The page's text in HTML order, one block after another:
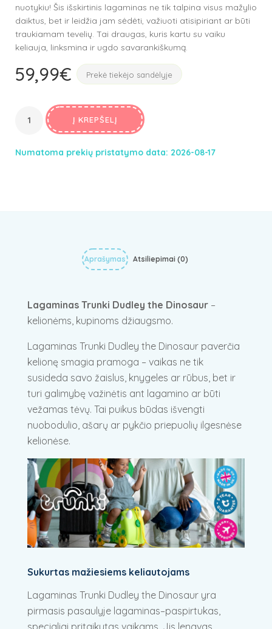
nuotykiu! Šis išskirtinis lagaminas ne tik talpina visus mažylio
daiktus, bet ir leidžia jam sėdėti, važiuoti atisipiriant ar būti
traukiamam tevelių. Tai draugas, kuris kartu su vaiku
keliauja, linksmina ir ugdo savarankiškumą.
59,99€ Prekė tiekėjo sandėlyje
Į KREPŠELĮ
Numatoma prekių pristatymo data: 2026-08-17
Aprašymas Atsiliepimai (0)
Lagaminas Trunki Dudley the Dinosaur –
kelionėms, kupinoms džiaugsmo.
Lagaminas Trunki Dudley the Dinosaur paverčia
kelionę smagia pramoga – vaikas ne tik
susideda savo žaislus, knygeles ar rūbus, bet ir
turi galimybę važinėtis ant lagamino ar būti
vežamas tėvų. Tai puikus būdas išvengti
nuobodulio, ašarų ar pykčio priepuolių ilgesnėse
kelionėse.
Sukurtas mažiesiems keliautojams
Lagaminas Trunki Dudley the Dinosaur yra
pirmasis pasaulyje lagaminas–paspirtukas,
specialiai pritaikytas vaikams. Jis lengvas,